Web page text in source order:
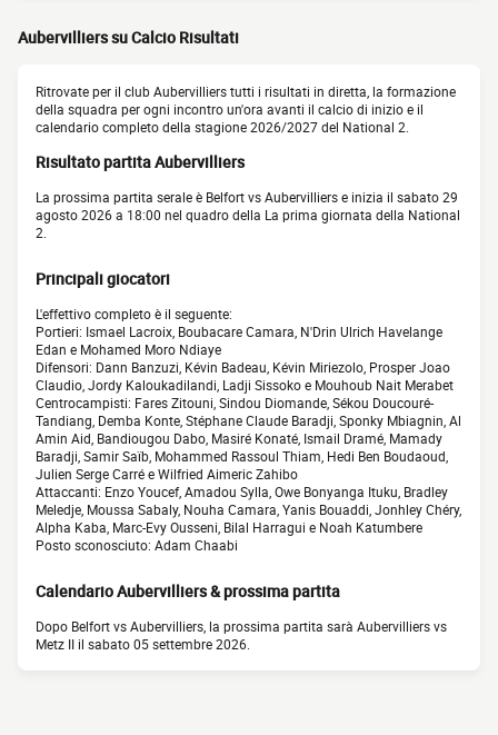
Aubervilliers su Calcio Risultati
Ritrovate per il club Aubervilliers tutti i risultati in diretta, la formazione
della squadra per ogni incontro un'ora avanti il calcio di inizio e il
calendario completo della stagione 2026/2027 del National 2.
Risultato partita Aubervilliers
La prossima partita serale è Belfort vs Aubervilliers e inizia il sabato 29
agosto 2026 a 18:00 nel quadro della La prima giornata della National
2.
Principali giocatori
L'effettivo completo è il seguente:
Portieri: Ismael Lacroix, Boubacare Camara, N'Drin Ulrich Havelange
Edan e Mohamed Moro Ndiaye
Difensori: Dann Banzuzi, Kévin Badeau, Kévin Miriezolo, Prosper Joao
Claudio, Jordy Kaloukadilandi, Ladji Sissoko e Mouhoub Nait Merabet
Centrocampisti: Fares Zitouni, Sindou Diomande, Sékou Doucouré-
Tandiang, Demba Konte, Stéphane Claude Baradji, Sponky Mbiagnin, Al
Amin Aid, Bandiougou Dabo, Masiré Konaté, Ismail Dramé, Mamady
Baradji, Samir Saïb, Mohammed Rassoul Thiam, Hedi Ben Boudaoud,
Julien Serge Carré e Wilfried Aimeric Zahibo
Attaccanti: Enzo Youcef, Amadou Sylla, Owe Bonyanga Ituku, Bradley
Meledje, Moussa Sabaly, Nouha Camara, Yanis Bouaddi, Jonhley Chéry,
Alpha Kaba, Marc-Evy Ousseni, Bilal Harragui e Noah Katumbere
Posto sconosciuto: Adam Chaabi
Calendario Aubervilliers & prossima partita
Dopo Belfort vs Aubervilliers, la prossima partita sarà Aubervilliers vs
Metz II il sabato 05 settembre 2026.